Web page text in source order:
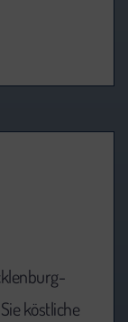
köstliche